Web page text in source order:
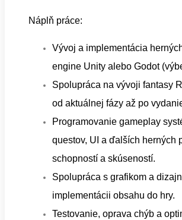
Náplň práce:
Vývoj a implementácia
engine Unity alebo Godot
Spolupráca na vývoji fantasy
od aktuálnej fázy až po
Programovanie gameplay
questov, UI a ďalších herných
schopností a skúseností.
Spolupráca s grafikom a
implementácii obsahu do hry.
Testovanie, oprava chýb a